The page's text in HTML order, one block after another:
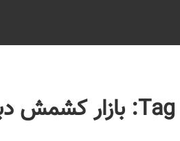
Tag: بازار کشمش دبی